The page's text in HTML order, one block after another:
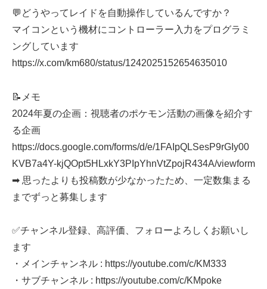
💬どうやってレイドを自動操作しているんですか？
マイコンという機材にコントローラー入力をプログラミ
ングしています
https://x.com/km680/status/1242025152654635010
📝メモ
2024年夏の企画：視聴者のポケモン活動の画像を紹介す
る企画
https://docs.google.com/forms/d/e/1FAIpQLSesP9rGIy00
KVB7a4Y-kjQOpt5HLxkY3PIpYhnVtZpojR434A/viewform
➡ 思ったよりも投稿数が少なかったため、一定数集まる
までずっと募集します
✅チャンネル登録、高評価、フォローよろしくお願いし
ます
・メインチャンネル : https://youtube.com/c/KM333
・サブチャンネル : https://youtube.com/c/KMpoke